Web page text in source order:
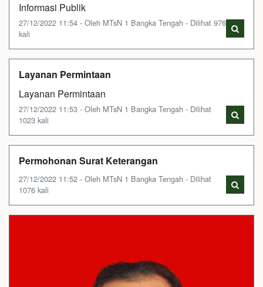
Informasi Publik
27/12/2022 11:54 - Oleh MTsN 1 Bangka Tengah - Dilihat 976
kali
Layanan Permintaan
Layanan Permintaan
27/12/2022 11:53 - Oleh MTsN 1 Bangka Tengah - Dilihat
1023 kali
Permohonan Surat Keterangan
27/12/2022 11:52 - Oleh MTsN 1 Bangka Tengah - Dilihat
1076 kali